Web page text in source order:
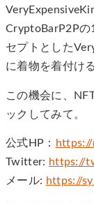
CryptoBarP2Pの
セプトとした
に着物を着付け
この機会に、
ックしてみて。
公式HP：
Twitter: https://
メール: https://